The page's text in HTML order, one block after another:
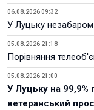
06.08.2026 09:32
У Луцьку
05.08.2026 21:18
Порівняння
05.08.2026 21:00
У Луцьку на
ветеранський